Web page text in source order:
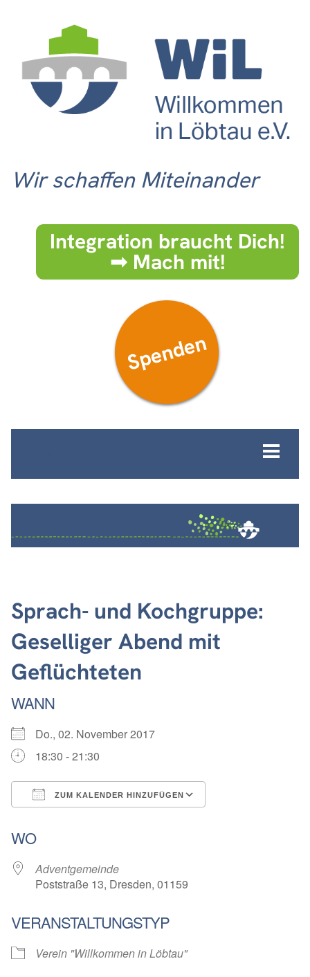
Wir schaffen Miteinander
Integration braucht Dich!
➟ Mach mit!
Spenden
Sprach- und Kochgruppe:
Geselliger Abend mit
Geflüchteten
WANN
Do., 02. November 2017
18:30 - 21:30
ZUM KALENDER HINZUFÜGEN
WO
Adventgemeinde
Poststraße 13, Dresden, 01159
VERANSTALTUNGSTYP
Verein "Willkommen in Löbtau"